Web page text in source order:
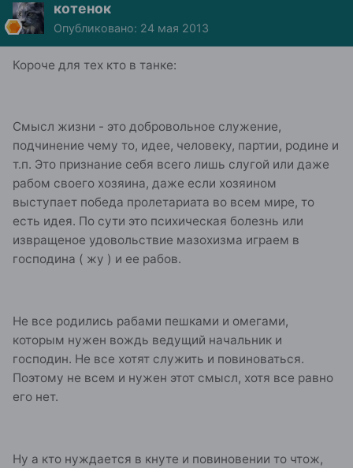
котенок
Опубликовано: 24 мая 2013
Короче для тех кто в танке:
Смысл жизни - это добровольное служение,
подчинение чему то, идее, человеку, партии, родине и
т.п. Это признание себя всего лишь слугой или даже
рабом своего хозяина, даже если хозяином
выступает победа пролетариата во всем мире, то
есть идея. По сути это психическая болезнь или
извращеное удовольствие мазохизма играем в
господина ( жу ) и ее рабов.
Не все родились рабами пешками и омегами,
которым нужен вождь ведущий начальник и
господин. Не все хотят служить и повиноваться.
Поэтому не всем и нужен этот смысл, хотя все равно
его нет.
Ну а кто нуждается в кнуте и повиновении то чтож,